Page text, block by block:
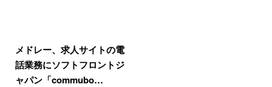
メドレー、求人サイトの電
話業務にソフトフロントジ
ャパン「commubo…